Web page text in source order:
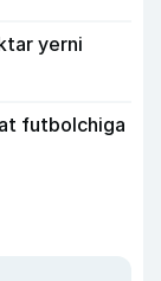
yerni
futbolchiga